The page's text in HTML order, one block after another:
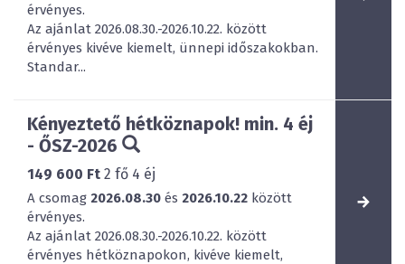
érvényes.
Az ajánlat 2026.08.30.-2026.10.22. között
érvényes kivéve kiemelt, ünnepi időszakokban.
Standar...
Kényeztető hétköznapok! min. 4 éj
- ŐSZ-2026
149 600 Ft 2 fő 4 éj
A csomag 2026.08.30 és 2026.10.22 között
érvényes.
Az ajánlat 2026.08.30.-2026.10.22. között
érvényes hétköznapokon, kivéve kiemelt,